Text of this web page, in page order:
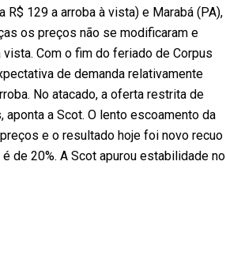
129 a arroba à vista) e Marabá (PA),
os preços não se modificaram e
Com o fim do feriado de Corpus
de demanda relativamente
No atacado, a oferta restrita de
a Scot. O lento escoamento da
e o resultado hoje foi novo recuo
de 20%. A Scot apurou estabilidade no